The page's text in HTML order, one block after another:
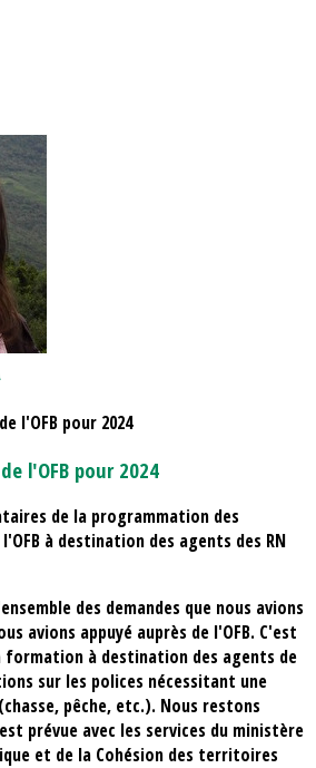
l'OFB pour 2024
de la programmation des
à destination des agents des RN
des demandes que nous avions
avions appuyé auprès de l'OFB. C'est
formation à destination des agents de
sur les polices nécessitant une
pêche, etc.). Nous restons
prévue avec les services du ministère
et de la Cohésion des territoires